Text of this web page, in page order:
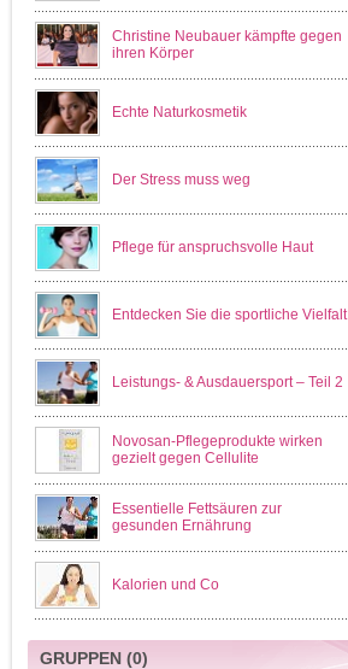
Christine Neubauer kämpfte gegen
ihren Körper
Echte Naturkosmetik
Der Stress muss weg
Pflege für anspruchsvolle Haut
Entdecken Sie die sportliche Vielfalt
Leistungs- & Ausdauersport – Teil 2
Novosan-Pflegeprodukte wirken
gezielt gegen Cellulite
Essentielle Fettsäuren zur
gesunden Ernährung
Kalorien und Co
GRUPPEN(0)